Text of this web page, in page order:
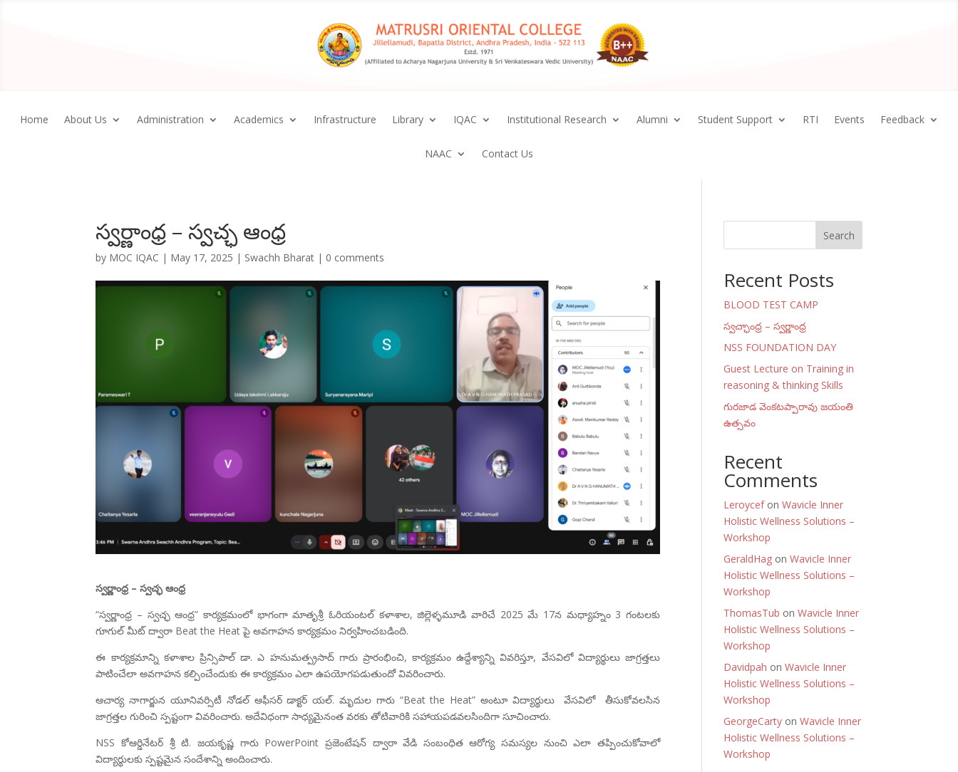
Home About Us Administration Academics Infrastructure Library IQAC Institutional Research Alumni Student Support RTI Events Feedback
NAAC Contact Us
స్వర్ణాంధ్ర – స్వచ్ఛ ఆంధ్ర
by MOC IQAC | May 17, 2025 | Swachh Bharat | 0 comments
స్వర్ణాంధ్ర – స్వచ్ఛ ఆంధ్ర
“స్వర్ణాంధ్ర – స్వచ్ఛ ఆంధ్ర” కార్యక్రమంలో భాగంగా మాతృశ్రీ ఓరియంటల్ కళాశాల, జిల్లెళ్ళమూడి వారిచే 2025 మే 17న మధ్యాహ్నం 3 గంటలకు
గూగుల్ మీట్ ద్వారా Beat the Heat పై అవగాహన కార్యక్రమం నిర్వహించబడింది.
ఈ కార్యక్రమాన్ని కళాశాల ప్రిన్సిపాల్ డా. ఎ హనుమత్ప్రసాద్ గారు ప్రారంభించి, కార్యక్రమం ఉద్దేశ్యాన్ని వివరిస్తూ, వేసవిలో విద్యార్థులు జాగ్రత్తలు
పాటించేలా అవగాహన కల్పించేందుకు ఈ కార్యక్రమం ఎలా ఉపయోగపడుతుందో వివరించారు.
ఆచార్య నాగార్జున యూనివర్సిటీ నోడల్ ఆఫీసర్ డాక్టర్ యల్. మృదుల గారు “Beat the Heat” అంటూ విద్యార్థులు వేసవిలో తీసుకోవలసిన
జాగ్రత్తల గురించి స్పష్టంగా వివరించారు. అదేవిధంగా సాధ్యమైనంత వరకు తోటివారికి సహాయపడవలసిందిగా సూచించారు.
NSS కోఆర్డినేటర్ శ్రీ టి. జయకృష్ణ గారు PowerPoint ప్రజెంటేషన్ ద్వారా వేడి సంబంధిత ఆరోగ్య సమస్యల నుంచి ఎలా తప్పించుకోవాలో
విద్యార్థులకు స్పష్టమైన సందేశాన్ని అందించారు.
Search
Recent Posts
BLOOD TEST CAMP
స్వచ్ఛాంధ్ర – స్వర్ణాంధ్ర
NSS FOUNDATION DAY
Guest Lecture on Training in
reasoning & thinking Skills
గురజాడ వెంకటప్పారావు జయంతి
ఉత్సవం
Recent
Comments
LeroycefonWavicle Inner
Holistic Wellness Solutions –
Workshop
GeraldHag onWavicle Inner
Holistic Wellness Solutions –
Workshop
ThomasTub onWavicle Inner
Holistic Wellness Solutions –
Workshop
Davidpah onWavicle Inner
Holistic Wellness Solutions –
Workshop
GeorgeCarty onWavicle Inner
Holistic Wellness Solutions –
Workshop